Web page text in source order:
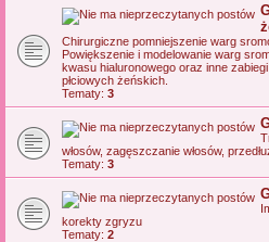
Chirurgiczne pomniejszenie warg
Powiększenie i modelowanie warg
kwasu hialuronowego oraz inne
płciowych żeńskich.
Tematy: 3
włosów, zagęszczanie włosów,
Tematy: 3
korekty zgryzu
Tematy: 2